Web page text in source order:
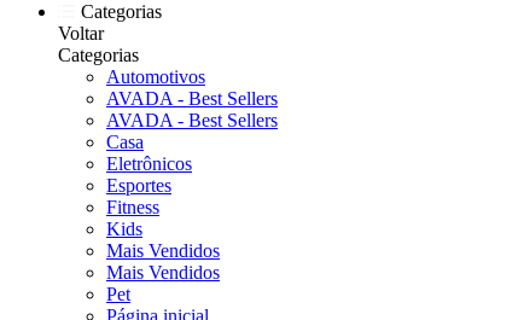
Categorias
Voltar
Categorias
Automotivos
AVADA - Best Sellers
AVADA - Best Sellers
Casa
Eletrônicos
Esportes
Fitness
Kids
Mais Vendidos
Mais Vendidos
Pet
Página inicial